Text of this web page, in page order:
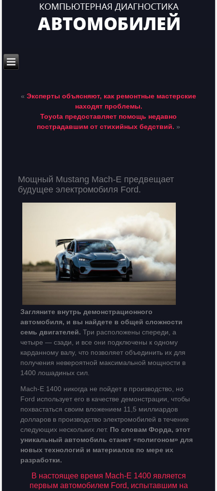
« Эксперты объясняют, как ремонтные мастерские
находят проблемы.
Toyota предоставляет помощь недавно
пострадавшим от стихийных бедствий. »
Мощный Mustang Mach-E предвещает
будущее электромобиля Ford.
Загляните внутрь демонстрационного
автомобиля, и вы найдете в общей сложности
семь двигателей. Три расположены спереди, а
четыре — сзади, и все они подключены к одному
карданному валу, что позволяет объединить их для
получения невероятной максимальной мощности в
1400 лошадиных сил.
Mach-E 1400 никогда не пойдет в производство, но
Ford использует его в качестве демонстрации, чтобы
похвастаться своим вложением 11,5 миллиардов
долларов в производство электромобилей в течение
следующих нескольких лет. По словам Форда, этот
уникальный автомобиль станет «полигоном» для
новых технологий и материалов по мере их
разработки.
В настоящее время Mach-E 1400 является
первым автомобилем Ford, испытавшим на